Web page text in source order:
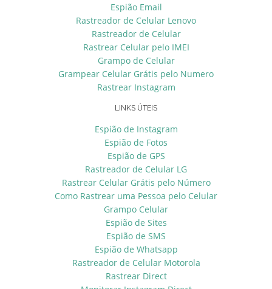
Espião Email
Rastreador de Celular Lenovo
Rastreador de Celular
Rastrear Celular pelo IMEI
Grampo de Celular
Grampear Celular Grátis pelo Numero
Rastrear Instagram
LINKS ÚTEIS
Espião de Instagram
Espião de Fotos
Espião de GPS
Rastreador de Celular LG
Rastrear Celular Grátis pelo Número
Como Rastrear uma Pessoa pelo Celular
Grampo Celular
Espião de Sites
Espião de SMS
Espião de Whatsapp
Rastreador de Celular Motorola
Rastrear Direct